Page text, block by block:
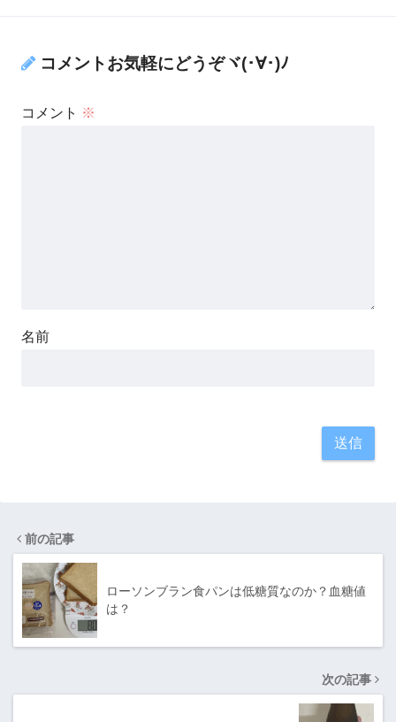
コメントお気軽にどうぞヾ(･∀･)ﾉ
コメント ※
名前
前の記事
ローソンブラン食パンは低糖質なのか？血糖値
は？
次の記事